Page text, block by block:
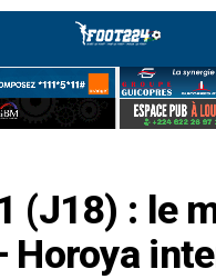
(J18) : le
Horoya